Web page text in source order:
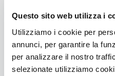
Questo sito web utilizza i
Utilizziamo i cookie per
annunci, per garantire la
per analizzare il nostro
selezionate utilizziamo